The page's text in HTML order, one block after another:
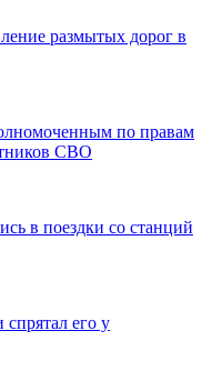
размытых дорог в
по правам
СВО
в поездки со станций
его у